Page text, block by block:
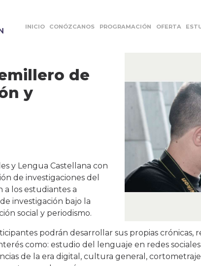
INICIO CONÓZCANOS PROGRAMACIÓN OFERTA
de
y
y Lengua Castellana con
de investigaciones del
a los estudiantes a
investigación bajo la
social y periodismo.
podrán desarrollar sus propias crónicas,
como: estudio del lenguaje en redes
de la era digital, cultura general,